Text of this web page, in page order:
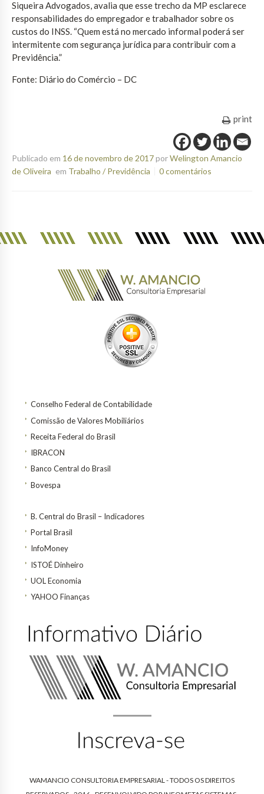
Siqueira Advogados, avalia que esse trecho da MP esclarece
responsabilidades do empregador e trabalhador sobre os
custos do INSS. “Quem está no mercado informal poderá ser
intermitente com segurança jurídica para contribuir com a
Previdência.”
Fonte: Diário do Comércio – DC
print
Publicado em 16 de novembro de 2017porWelington Amancio
de Oliveira em Trabalho / Previdência 0 comentários
Conselho Federal de Contabilidade
Comissão de Valores Mobiliários
Receita Federal do Brasil
IBRACON
Banco Central do Brasil
Bovespa
B. Central do Brasil – Indicadores
Portal Brasil
InfoMoney
ISTOÉ Dinheiro
UOL Economia
YAHOO Finanças
WAMANCIO CONSULTORIA EMPRESARIAL - TODOS OS DIREITOS